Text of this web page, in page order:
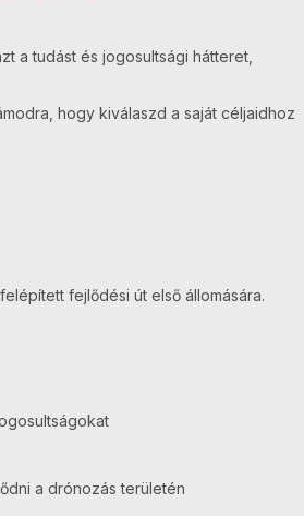
a tudást és jogosultsági hátteret,
hogy kiválaszd a saját céljaidhoz
fejlődési út első állomására.
a drónozás területén